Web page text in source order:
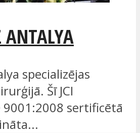
ANTALYA
specializējas
Šī JCI
9001:2008 sertificētā